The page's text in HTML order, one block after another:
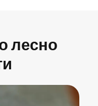
лесно